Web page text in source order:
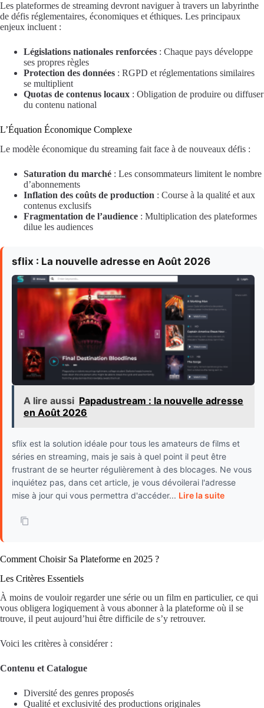
Les plateformes de streaming devront naviguer à travers un labyrinthe
de défis réglementaires, économiques et éthiques. Les principaux
enjeux incluent :
Législations nationales renforcées : Chaque pays développe
ses propres règles
Protection des données : RGPD et réglementations similaires
se multiplient
Quotas de contenus locaux : Obligation de produire ou diffuser
du contenu national
L’Équation Économique Complexe
Le modèle économique du streaming fait face à de nouveaux défis :
Saturation du marché : Les consommateurs limitent le nombre
d’abonnements
Inflation des coûts de production : Course à la qualité et aux
contenus exclusifs
Fragmentation de l’audience : Multiplication des plateformes
dilue les audiences
sflix : La nouvelle adresse en Août 2026
A lire aussi Papadustream : la nouvelle adresse
en Août 2026
sflix est la solution idéale pour tous les amateurs de films et
séries en streaming, mais je sais à quel point il peut être
frustrant de se heurter régulièrement à des blocages. Ne vous
inquiétez pas, dans cet article, je vous dévoilerai l'adresse
mise à jour qui vous permettra d'accéder... Lire la suite
Comment Choisir Sa Plateforme en 2025 ?
Les Critères Essentiels
À moins de vouloir regarder une série ou un film en particulier, ce qui
vous obligera logiquement à vous abonner à la plateforme où il se
trouve, il peut aujourd’hui être difficile de s’y retrouver.
Voici les critères à considérer :
Contenu et Catalogue
Diversité des genres proposés
Qualité et exclusivité des productions originales